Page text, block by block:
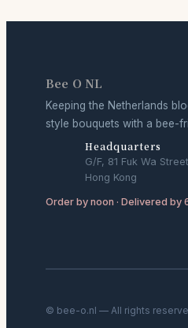
Bee O NL
Keeping the Netherlands
style bouquets with a bee-
Headquarters
G/F, 81 Fuk Wa
Hong Kong
Order by noon · Delivered by
© bee-o.nl — All rights